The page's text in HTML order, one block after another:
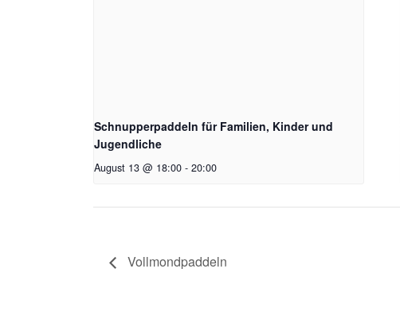
Schnupperpaddeln für Familien, Kinder und
Jugendliche
August 13 @ 18:00 - 20:00
Vollmondpaddeln